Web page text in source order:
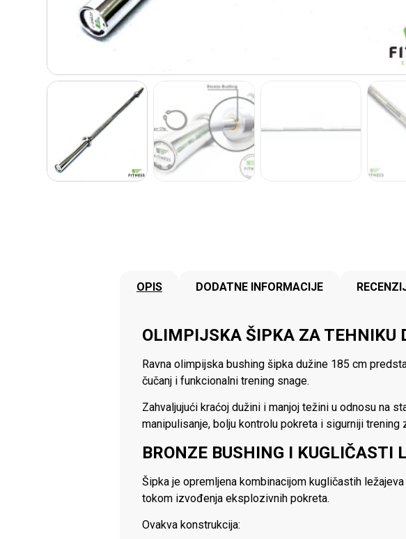
OPIS DODATNE INFORMACIJE
OLIMPIJSKA ŠIPKA ZA TEHNIKU
Ravna olimpijska bushing šipka dužine 185 cm
čučanj i funkcionalni trening snage.
Zahvaljujući kraćoj dužini i manjoj težini u odnosu na
manipulisanje, bolju kontrolu pokreta i sigurniji
BRONZE BUSHING I KUGLIČASTI
Šipka je opremljena kombinacijom kugličastih
tokom izvođenja eksplozivnih pokreta.
Ovakva konstrukcija: